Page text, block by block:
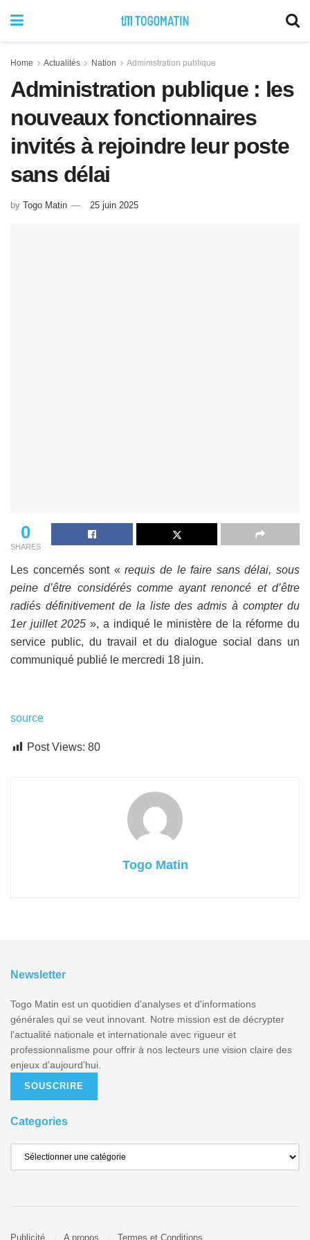
Home Actualités Nation Administration publique
Administration publique : les
nouveaux fonctionnaires
invités à rejoindre leur poste
sans délai
by Togo Matin 25 juin 2025
0
SHARES
Les concernés sont « requis de le faire sans délai, sous
peine d’être considérés comme ayant renoncé et d’être
radiés définitivement de la liste des admis à compter du
1er juillet 2025», a indiqué le ministère de la réforme du
service public, du travail et du dialogue social dans un
communiqué publié le mercredi 18 juin.
source
Post Views: 80
Togo Matin
Newsletter
Togo Matin est un quotidien d'analyses et d'informations
générales qui se veut innovant. Notre mission est de décrypter
l'actualité nationale et internationale avec rigueur et
professionnalisme pour offrir à nos lecteurs une vision claire des
enjeux d’aujourd’hui.
SOUSCRIRE
Categories
Publicité A propos Termes et Conditions